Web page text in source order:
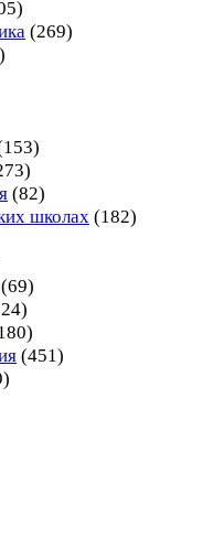
(269)
(82)
школах (182)
(69)
(451)